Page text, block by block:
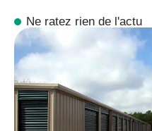
Ne ratez rien de l'actu